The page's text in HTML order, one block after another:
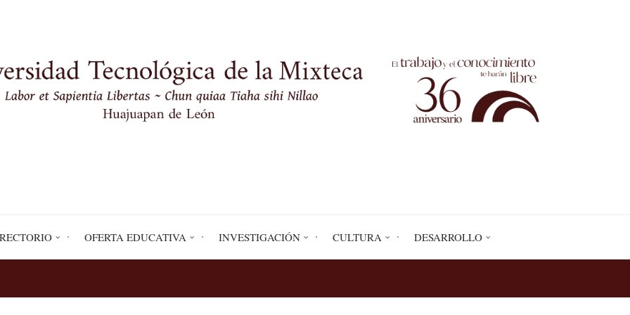
OFERTA EDUCATIVA INVESTIGACIÓN CULTURA DESARROLLO